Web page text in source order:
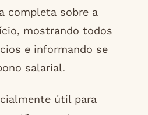
completa sobre a
mostrando todos
e informando se
salarial.
útil para